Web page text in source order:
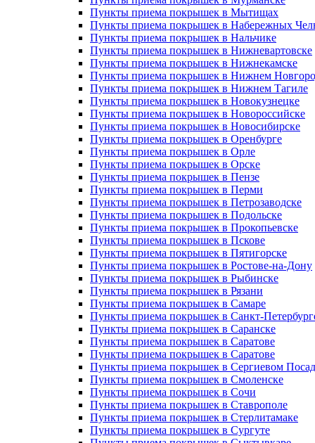
Пункты приема покрышек в Мытищах
Пункты приема покрышек в Набережных
Пункты приема покрышек в Нальчике
Пункты приема покрышек в Нижневартовске
Пункты приема покрышек в Нижнекамске
Пункты приема покрышек в Нижнем
Пункты приема покрышек в Нижнем Тагиле
Пункты приема покрышек в Новокузнецке
Пункты приема покрышек в Новороссийске
Пункты приема покрышек в Новосибирске
Пункты приема покрышек в Оренбурге
Пункты приема покрышек в Орле
Пункты приема покрышек в Орске
Пункты приема покрышек в Пензе
Пункты приема покрышек в Перми
Пункты приема покрышек в Петрозаводске
Пункты приема покрышек в Подольске
Пункты приема покрышек в Прокопьевске
Пункты приема покрышек в Пскове
Пункты приема покрышек в Пятигорске
Пункты приема покрышек в Ростове-на-Дону
Пункты приема покрышек в Рыбинске
Пункты приема покрышек в Рязани
Пункты приема покрышек в Самаре
Пункты приема покрышек в Санкт-
Пункты приема покрышек в Саранске
Пункты приема покрышек в Саратове
Пункты приема покрышек в Саратове
Пункты приема покрышек в Сергиевом
Пункты приема покрышек в Смоленске
Пункты приема покрышек в Сочи
Пункты приема покрышек в Ставрополе
Пункты приема покрышек в Стерлитамаке
Пункты приема покрышек в Сургуте